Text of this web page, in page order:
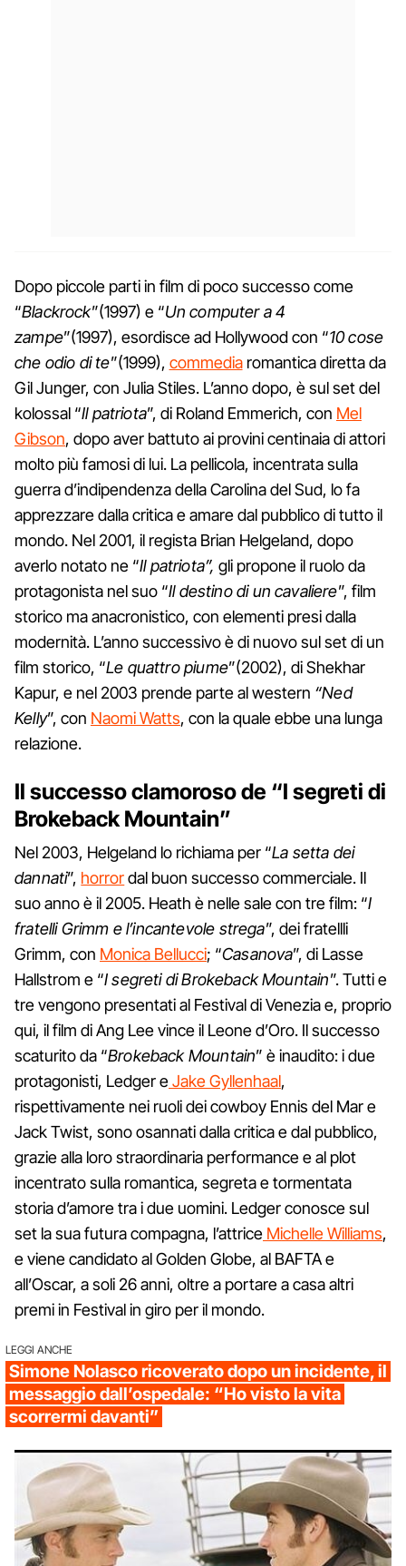
Dopo piccole parti in film di poco successo come
“Blackrock”(1997) e “Un computer a 4
zampe”(1997), esordisce ad Hollywood con “10 cose
che odio di te”(1999), commediaromantica diretta da
Gil Junger, con Julia Stiles. L’anno dopo, è sul set del
kolossal “Il patriota”, di Roland Emmerich, con Mel
Gibson, dopo aver battuto ai provini centinaia di attori
molto più famosi di lui. La pellicola, incentrata sulla
guerra d’indipendenza della Carolina del Sud, lo fa
apprezzare dalla critica e amare dal pubblico di tutto il
mondo. Nel 2001, il regista Brian Helgeland, dopo
averlo notato ne “Il patriota”, gli propone il ruolo da
protagonista nel suo “Il destino di un cavaliere”, film
storico ma anacronistico, con elementi presi dalla
modernità. L’anno successivo è di nuovo sul set di un
film storico, “Le quattro piume”(2002), di Shekhar
Kapur, e nel 2003 prende parte al western “Ned
Kelly”, con Naomi Watts, con la quale ebbe una lunga
relazione.
Il successo clamoroso de “I segreti di
Brokeback Mountain”
Nel 2003, Helgeland lo richiama per “La setta dei
dannati”, horrordal buon successo commerciale. Il
suo anno è il 2005. Heath è nelle sale con tre film: “I
fratelli Grimm e l’incantevole strega”, dei fratellli
Grimm, con Monica Bellucci; “Casanova”, di Lasse
Hallstrom e “I segreti di Brokeback Mountain”. Tutti e
tre vengono presentati al Festival di Venezia e, proprio
qui, il film di Ang Lee vince il Leone d’Oro. Il successo
scaturito da “Brokeback Mountain” è inaudito: i due
protagonisti, Ledger eJake Gyllenhaal,
rispettivamente nei ruoli dei cowboy Ennis del Mar e
Jack Twist, sono osannati dalla critica e dal pubblico,
grazie alla loro straordinaria performance e al plot
incentrato sulla romantica, segreta e tormentata
storia d’amore tra i due uomini. Ledger conosce sul
set la sua futura compagna, l’attrice Michelle Williams,
e viene candidato al Golden Globe, al BAFTA e
all’Oscar, a soli 26 anni, oltre a portare a casa altri
premi in Festival in giro per il mondo.
LEGGI ANCHE
Simone Nolasco ricoverato dopo un incidente, il
messaggio dall’ospedale: “Ho visto la vita
scorrermi davanti”